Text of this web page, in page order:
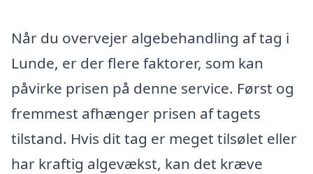
Når du overvejer algebehandling af tag i
Lunde, er der flere faktorer, som kan
påvirke prisen på denne service. Først og
fremmest afhænger prisen af tagets
tilstand. Hvis dit tag er meget tilsølet eller
har kraftig algevækst, kan det kræve